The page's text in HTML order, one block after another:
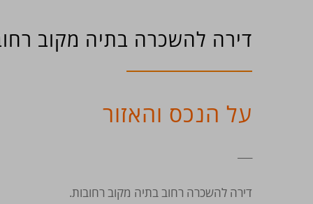
דירה להשכרה בתיה מקוב
על הנכס והאזור
דירה להשכרה רחוב בתיה מקוב רחובות.